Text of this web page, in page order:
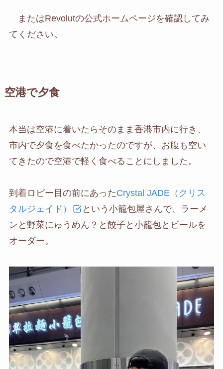
またはRevolutの公式ホームページを確認してみ
てください。
空港で夕食
本当は空港に着いたらそのまま香港市内に行き、
市内で夕食を食べたかったのですが、お腹も空い
てきたので空港で軽く食べることにしました。
到着ロビー目の前にあったCrystal JADE（クリス
タルジェイド）
という小籠包屋さんで、ラーメ
ンと野菜にゅうめん？と餃子と小籠包とビールを
オーダー。